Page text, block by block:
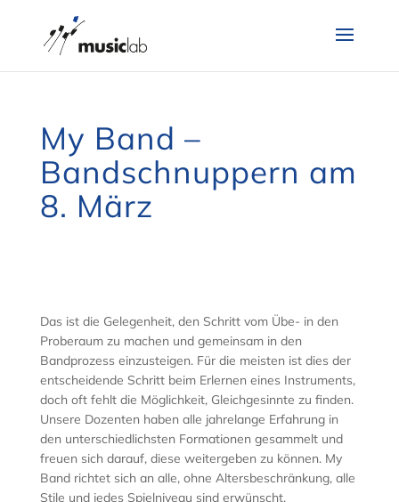
My Band –
Bandschnuppern am
8. März
Das ist die Gelegenheit, den Schritt vom Übe- in den
Proberaum zu machen und gemeinsam in den
Bandprozess einzusteigen. Für die meisten ist dies der
entscheidende Schritt beim Erlernen eines Instruments,
doch oft fehlt die Möglichkeit, Gleichgesinnte zu finden.
Unsere Dozenten haben alle jahrelange Erfahrung in
den unterschiedlichsten Formationen gesammelt und
freuen sich darauf, diese weitergeben zu können. My
Band richtet sich an alle, ohne Altersbeschränkung, alle
Stile und jedes Spielniveau sind erwünscht.